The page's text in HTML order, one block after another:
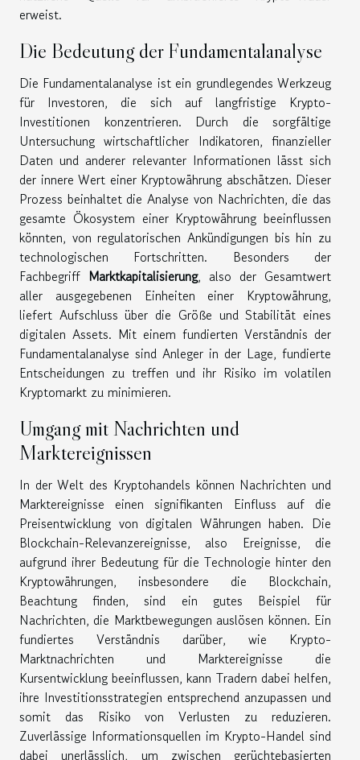
erweist.
Die Bedeutung der Fundamentalanalyse
Die Fundamentalanalyse ist ein grundlegendes Werkzeug
für Investoren, die sich auf langfristige Krypto-
Investitionen konzentrieren. Durch die sorgfältige
Untersuchung wirtschaftlicher Indikatoren, finanzieller
Daten und anderer relevanter Informationen lässt sich
der innere Wert einer Kryptowährung abschätzen. Dieser
Prozess beinhaltet die Analyse von Nachrichten, die das
gesamte Ökosystem einer Kryptowährung beeinflussen
könnten, von regulatorischen Ankündigungen bis hin zu
technologischen Fortschritten. Besonders der
Fachbegriff Marktkapitalisierung, also der Gesamtwert
aller ausgegebenen Einheiten einer Kryptowährung,
liefert Aufschluss über die Größe und Stabilität eines
digitalen Assets. Mit einem fundierten Verständnis der
Fundamentalanalyse sind Anleger in der Lage, fundierte
Entscheidungen zu treffen und ihr Risiko im volatilen
Kryptomarkt zu minimieren.
Umgang mit Nachrichten und
Marktereignissen
In der Welt des Kryptohandels können Nachrichten und
Marktereignisse einen signifikanten Einfluss auf die
Preisentwicklung von digitalen Währungen haben. Die
Blockchain-Relevanzereignisse, also Ereignisse, die
aufgrund ihrer Bedeutung für die Technologie hinter den
Kryptowährungen, insbesondere die Blockchain,
Beachtung finden, sind ein gutes Beispiel für
Nachrichten, die Marktbewegungen auslösen können. Ein
fundiertes Verständnis darüber, wie Krypto-
Marktnachrichten und Marktereignisse die
Kursentwicklung beeinflussen, kann Tradern dabei helfen,
ihre Investitionsstrategien entsprechend anzupassen und
somit das Risiko von Verlusten zu reduzieren.
Zuverlässige Informationsquellen im Krypto-Handel sind
dabei unerlässlich, um zwischen gerüchtebasierten